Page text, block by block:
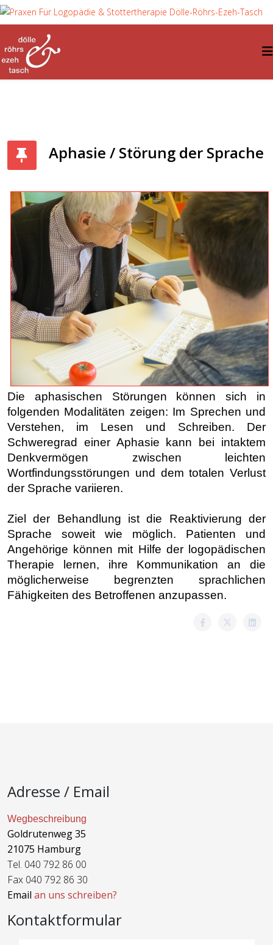
Aphasie / Störung der Sprache
Die aphasischen Störungen können sich in
folgenden Modalitäten zeigen: Im Sprechen und
Verstehen, im Lesen und Schreiben. Der
Schweregrad einer Aphasie kann bei intaktem
Denkvermögen zwischen leichten
Wortfindungsstörungen und dem totalen Verlust
der Sprache variieren.
Ziel der Behandlung ist die Reaktivierung der
Sprache soweit wie möglich. Patienten und
Angehörige können mit Hilfe der logopädischen
Therapie lernen, ihre Kommunikation an die
möglicherweise begrenzten sprachlichen
Fähigkeiten des Betroffenen anzupassen.
Adresse / Email
Wegbeschreibung
Goldrutenweg 35
21075 Hamburg
Tel. 040 792 86 00
Fax 040 792 86 30
Email an uns schreiben?
Kontaktformular